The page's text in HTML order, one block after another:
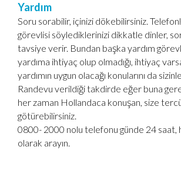
Yardım
Soru sorabilir, içinizi dökebilirsiniz.
görevlisi söylediklerinizi dikkatle dinler,
tavsiye verir. Bundan başka yardım
yardıma ihtiyaç olup olmadığı, ihtiyaç
yardımın uygun olacağı konularını da
Randevu verildiği takdirde eğer buna
her zaman Hollandaca konuşan, size
götürebilirsiniz.
0800- 2000 nolu telefonu günde 24 saat,
olarak arayın.